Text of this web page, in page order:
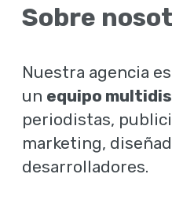
Sobre
Nuestra agencia
un equipo
periodistas,
marketing,
desarrolladores.